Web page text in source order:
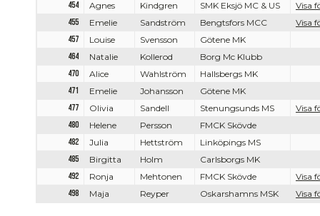
454
Agnes Kindgren SMK Eksjö MC & US
Visa
455
Emelie Sandström Bengtsfors MCC
Visa
457
Louise Svensson
Götene MK
464
Natalie Kollerod
Borg Mc Klubb
470
Alice Wahlström
Hallsbergs MK
471
Emelie Johansson
Götene MK
477
Olivia Sandell Stenungsunds MS
Visa
480
Helene Persson
FMCK Skövde
482
Julia Hettström
Linköpings MS
485
Birgitta Holm
Carlsborgs MK
492
Ronja Mehtonen FMCK Skövde
Visa
498
Maja Reyper Oskarshamns MSK Visa